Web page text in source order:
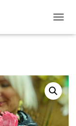
O
N
A
V
I
G